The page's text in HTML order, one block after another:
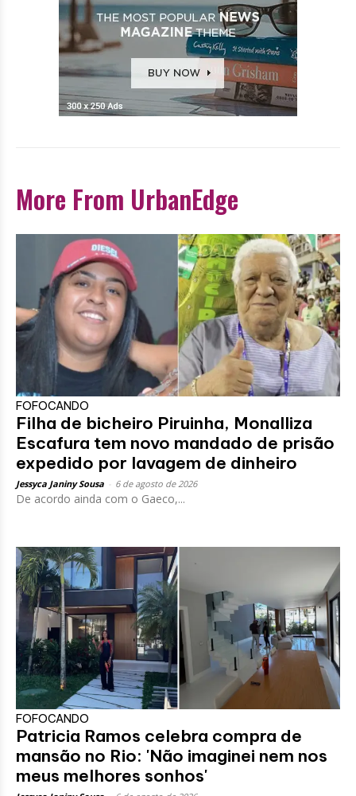
More From UrbanEdge
FOFOCANDO
Filha de bicheiro Piruinha, Monalliza
Escafura tem novo mandado de prisão
expedido por lavagem de dinheiro
Jessyca Janiny Sousa 6 de agosto de 2026
De acordo ainda com o Gaeco,...
FOFOCANDO
Patricia Ramos celebra compra de
mansão no Rio: 'Não imaginei nem nos
meus melhores sonhos'